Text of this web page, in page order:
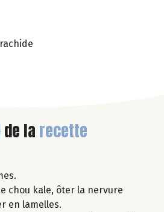
de la recette
chou kale, ôter la nervure
en lamelles.